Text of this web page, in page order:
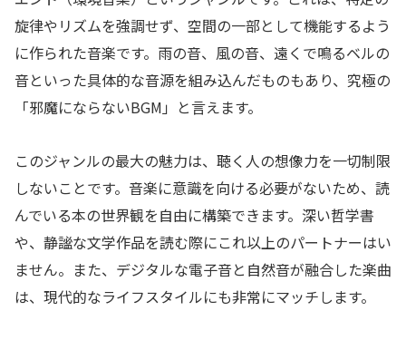
旋律やリズムを強調せず、空間の一部として機能するよう
に作られた音楽です。雨の音、風の音、遠くで鳴るベルの
音といった具体的な音源を組み込んだものもあり、究極の
「邪魔にならないBGM」と言えます。
このジャンルの最大の魅力は、聴く人の想像力を一切制限
しないことです。音楽に意識を向ける必要がないため、読
んでいる本の世界観を自由に構築できます。深い哲学書
や、静謐な文学作品を読む際にこれ以上のパートナーはい
ません。また、デジタルな電子音と自然音が融合した楽曲
は、現代的なライフスタイルにも非常にマッチします。